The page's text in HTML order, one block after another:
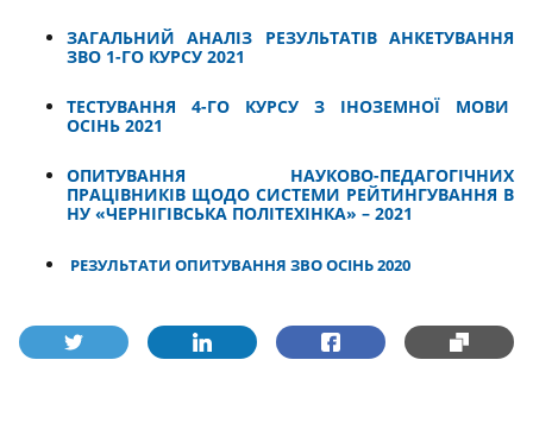
ЗАГАЛЬНИЙ АНАЛІЗ РЕЗУЛЬТАТІВ АНКЕТУВАННЯ
ЗВО 1-ГО КУРСУ 2021
ТЕСТУВАННЯ 4-ГО КУРСУ З ІНОЗЕМНОЇ МОВИ
ОСІНЬ 2021
ОПИТУВАННЯ НАУКОВО-ПЕДАГОГІЧНИХ
ПРАЦІВНИКІВ ЩОДО СИСТЕМИ РЕЙТИНГУВАННЯ В
НУ «ЧЕРНІГІВСЬКА ПОЛІТЕХІНКА» – 2021
РЕЗУЛЬТАТИ ОПИТУВАННЯ ЗВО ОСІНЬ 2020